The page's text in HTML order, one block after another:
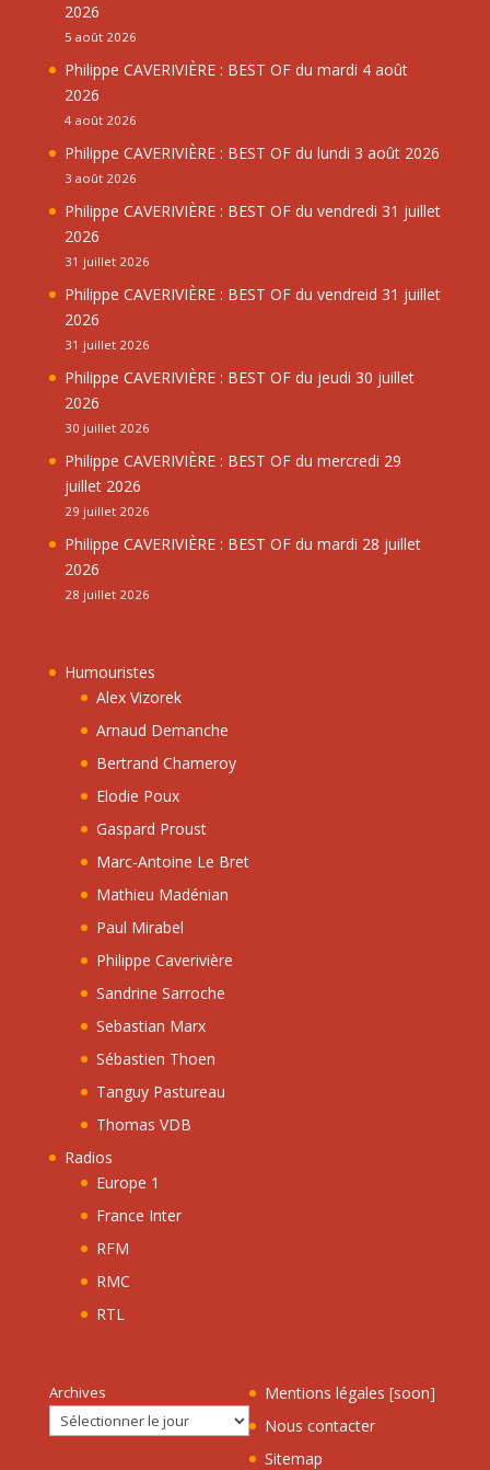
2026
5 août 2026
Philippe CAVERIVIÈRE : BEST OF du mardi 4 août
2026
4 août 2026
Philippe CAVERIVIÈRE : BEST OF du lundi 3 août 2026
3 août 2026
Philippe CAVERIVIÈRE : BEST OF du vendredi 31 juillet
2026
31 juillet 2026
Philippe CAVERIVIÈRE : BEST OF du vendreid 31 juillet
2026
31 juillet 2026
Philippe CAVERIVIÈRE : BEST OF du jeudi 30 juillet
2026
30 juillet 2026
Philippe CAVERIVIÈRE : BEST OF du mercredi 29
juillet 2026
29 juillet 2026
Philippe CAVERIVIÈRE : BEST OF du mardi 28 juillet
2026
28 juillet 2026
Humouristes
Alex Vizorek
Arnaud Demanche
Bertrand Chameroy
Elodie Poux
Gaspard Proust
Marc-Antoine Le Bret
Mathieu Madénian
Paul Mirabel
Philippe Caverivière
Sandrine Sarroche
Sebastian Marx
Sébastien Thoen
Tanguy Pastureau
Thomas VDB
Radios
Europe 1
France Inter
RFM
RMC
RTL
Archives
Mentions légales [soon]
Nous contacter
Sitemap